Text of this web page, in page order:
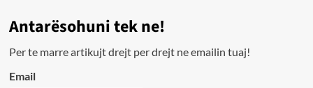
Antarësohuni tek ne!
Per te marre artikujt drejt per drejt ne emailin tuaj!
Email